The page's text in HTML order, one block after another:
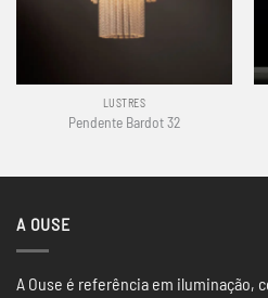
LUSTRES
Pendente Bardot 32
A OUSE
A Ouse é referência em iluminação,